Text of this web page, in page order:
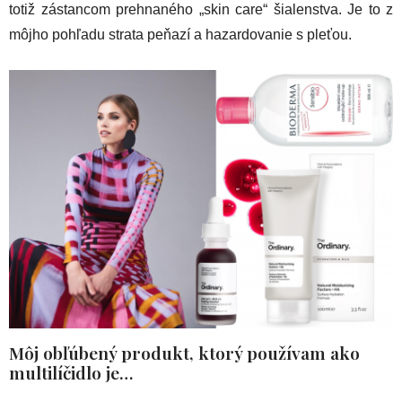
totiž zástancom prehnaného „skin care“ šialenstva. Je to z
môjho pohľadu strata peňazí a hazardovanie s pleťou.
Môj obľúbený produkt, ktorý používam ako
multilíčidlo je…